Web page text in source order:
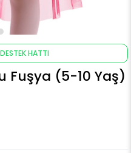
HATTI
Fuşya (5-10 Yaş)